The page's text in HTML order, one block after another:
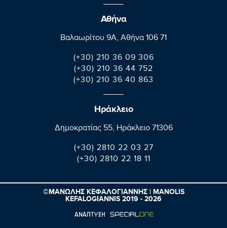
Αθήνα
Βαλαωρίτου 9A, Aθήνα 106 71
(+30) 210 36 09 306
(+30) 210 36 44 752
(+30) 210 36 40 863
Ηράκλειο
Δημοκρατίας 55, Ηράκλειο 71306
(+30) 2810 22 03 27
(+30) 2810 22 18 11
©ΜΑΝΩΛΗΣ ΚΕΦΑΛΟΓΙΑΝΝΗΣ | MANOLIS
KEFALOGIANNIS 2019 - 2026